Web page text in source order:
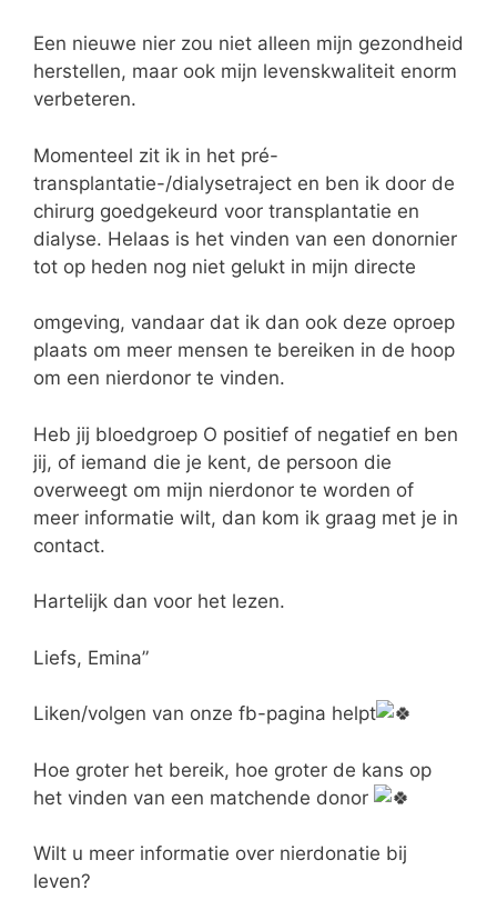
Een nieuwe nier zou niet alleen mijn gezondheid
herstellen, maar ook mijn levenskwaliteit enorm
verbeteren.
Momenteel zit ik in het pré-
transplantatie-/dialysetraject en ben ik door de
chirurg goedgekeurd voor transplantatie en
dialyse. Helaas is het vinden van een donornier
tot op heden nog niet gelukt in mijn directe
omgeving, vandaar dat ik dan ook deze oproep
plaats om meer mensen te bereiken in de hoop
om een nierdonor te vinden.
Heb jij bloedgroep O positief of negatief en ben
jij, of iemand die je kent, de persoon die
overweegt om mijn nierdonor te worden of
meer informatie wilt, dan kom ik graag met je in
contact.
Hartelijk dan voor het lezen.
Liefs, Emina”
Liken/volgen van onze fb-pagina helpt
Hoe groter het bereik, hoe groter de kans op
het vinden van een matchende donor
Wilt u meer informatie over nierdonatie bij
leven?